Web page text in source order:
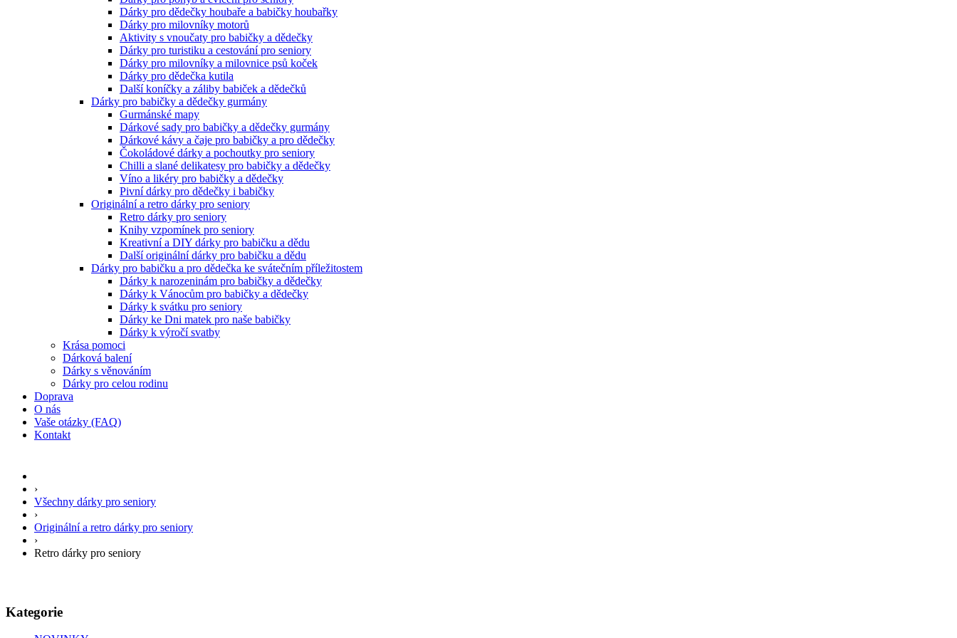
Dárky pro dědečky houbaře a babičky houbařky
Dárky pro milovníky motorů
Aktivity s vnoučaty pro babičky a dědečky
Dárky pro turistiku a cestování pro seniory
Dárky pro milovníky a milovnice psů koček
Dárky pro dědečka kutila
Další koníčky a záliby babiček a dědečků
Dárky pro babičky a dědečky gurmány
Gurmánské mapy
Dárkové sady pro babičky a dědečky gurmány
Dárkové kávy a čaje pro babičky a pro dědečky
Čokoládové dárky a pochoutky pro seniory
Chilli a slané delikatesy pro babičky a dědečky
Víno a likéry pro babičky a dědečky
Pivní dárky pro dědečky i babičky
Originální a retro dárky pro seniory
Retro dárky pro seniory
Knihy vzpomínek pro seniory
Kreativní a DIY dárky pro babičku a dědu
Další originální dárky pro babičku a dědu
Dárky pro babičku a pro dědečka ke svátečním příležitostem
Dárky k narozeninám pro babičky a dědečky
Dárky k Vánocům pro babičky a dědečky
Dárky k svátku pro seniory
Dárky ke Dni matek pro naše babičky
Dárky k výročí svatby
Krása pomoci
Dárková balení
Dárky s věnováním
Dárky pro celou rodinu
Doprava
O nás
Vaše otázky (FAQ)
Kontakt
›
Všechny dárky pro seniory
›
Originální a retro dárky pro seniory
›
Retro dárky pro seniory
Kategorie